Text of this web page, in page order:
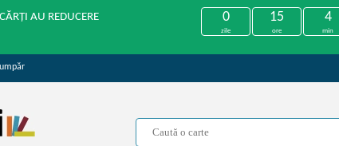
AU REDUCERE
0
zile
15
ore
4
min